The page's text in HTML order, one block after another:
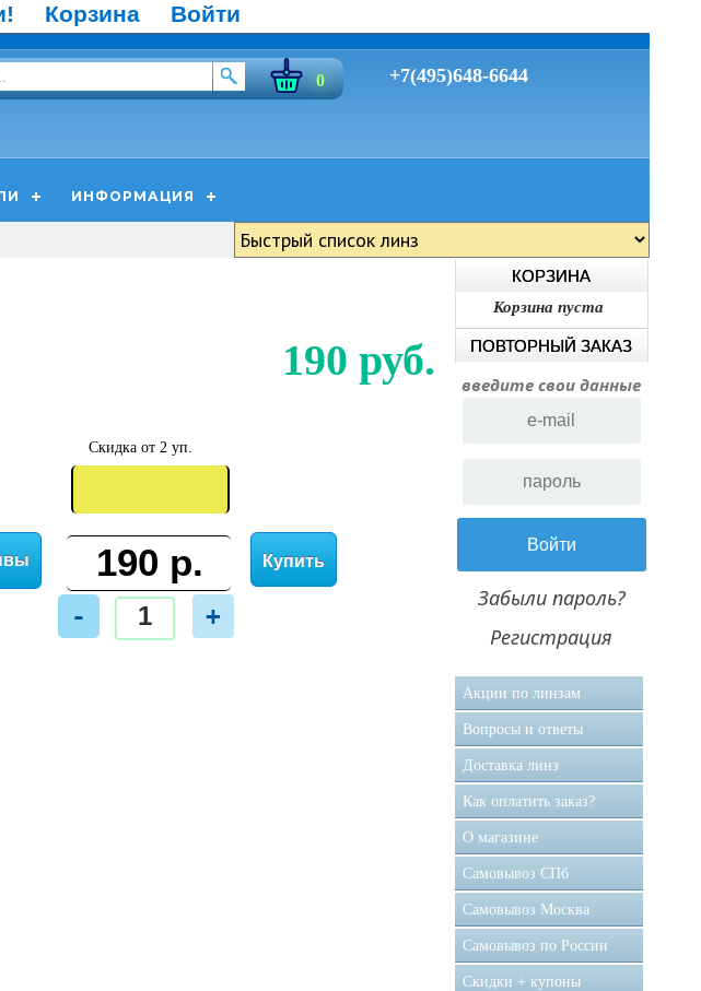
Корзина Войти
0 +7(495)648-6644
ИНФОРМАЦИЯ
190 руб.
Скидка от 2 уп.
- +
Купить
КОРЗИНА
Корзина пуста
ПОВТОРНЫЙ ЗАКАЗ
введите свои данные
Забыли пароль?
Регистрация
Акции по линзам
Вопросы и ответы
Доставка линз
Как оплатить заказ?
О магазине
Самовывоз CПб
Самовывоз Москва
Самовывоз по России
Скидки + купоны